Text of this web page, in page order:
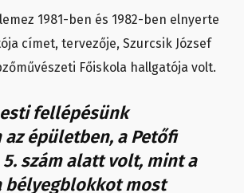
1981-ben és 1982-ben elnyerte
címet, tervezője, Szurcsik József
Főiskola hallgatója volt.
fellépésünk
az épületben, a Petőfi
szám alatt volt, mint a
bélyegblokkot most